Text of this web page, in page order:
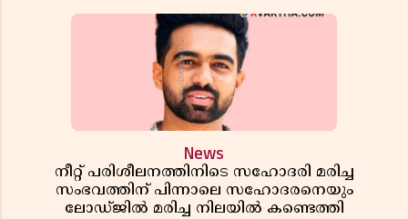
News
നീറ്റ് പരിശീലനത്തിനിടെ സഹോദരി മരിച്ച
സംഭവത്തിന് പിന്നാലെ സഹോദരനെയും
ലോഡ്ജിൽ മരിച്ച നിലയിൽ കണ്ടെത്തി